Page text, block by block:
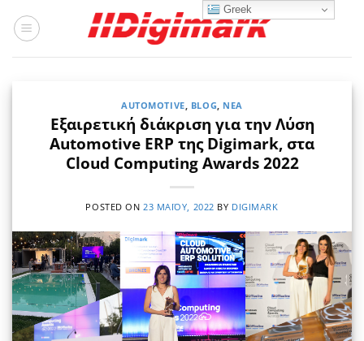
στο
AUTOMOTIVE, BLOG, ΝΈΑ
Εξαιρετική διάκριση για την Λύση
Automotive ERP της Digimark, στα
Cloud Computing Awards 2022
POSTED ON 23 ΜΑΪ́ΟΥ, 2022 BY DIGIMARK
Greek